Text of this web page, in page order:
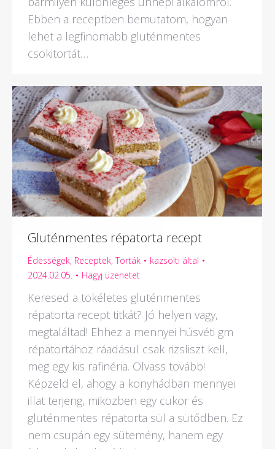
Ebben a receptben bemutatom, hogyan
lehet a legfinomabb gluténmentes
csokitortát…
Gluténmentes répatorta recept
Édességek, Receptek,Torták kazsolti által
2024.02.05.
Hagyj üzenetet
Keresed a tökéletes gluténmentes
répatorta recept titkát? Jó helyen vagy,
megtaláltad! Ehhez a mennyei húsvéti gm
répatortához ráadásul csak rizsliszt kell,
meg egy kis rafinéria. Olvass tovább!
Képzeld el, ahogy a konyhádban mennyei
illat terjeng, miközben egy cukor és
gluténmentes répatorta sül a sütődben. Ez
nem csupán egy sütemény, hanem egy